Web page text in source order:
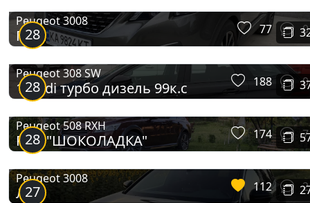
28
Peugeot 3008
Пиж 77 0
28
Peugeot 308 SW
1,6Hdi турбо дизель 99к.с 188 0
28
Peugeot 508 RXH
RXH "ШОКОЛАДКА" 174 7
27
Peugeot 3008
Лев 112 2